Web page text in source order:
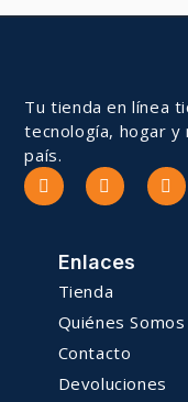
Tu tienda en línea
tecnología, hogar y
país.
Enlaces
Tienda
Quiénes Somos
Contacto
Devoluciones